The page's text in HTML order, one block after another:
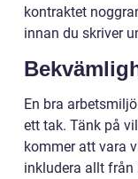
kontraktet
innan du skriver
En bra
ett tak. Tänk på
kommer att vara
inkludera allt från